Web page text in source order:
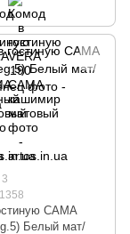
3
CAMA
Белый мат/